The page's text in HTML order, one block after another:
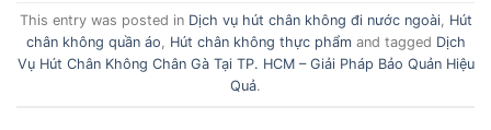
This entry was posted in Dịch vụ hút chân không đi nước ngoài, Hút
chân không quần áo, Hút chân không thực phẩmand tagged Dịch
Vụ Hút Chân Không Chân Gà Tại TP. HCM – Giải Pháp Bảo Quản Hiệu
Quả.